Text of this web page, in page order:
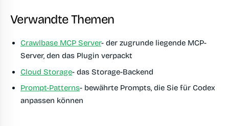
Verwandte Themen
Crawlbase MCP Server- der zugrunde liegende MCP-
Server, den das Plugin verpackt
Cloud Storage- das Storage-Backend
Prompt-Patterns- bewährte Prompts, die Sie für Codex
anpassen können